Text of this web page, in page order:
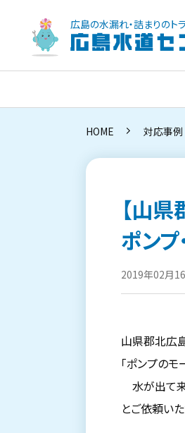
広島の水漏れ・詰まりのト
広島水道センター
HOME 対応事例
【山
ポンプ
2019年02月
山県郡北広
「ポンプの
水が出て来
とご依頼い